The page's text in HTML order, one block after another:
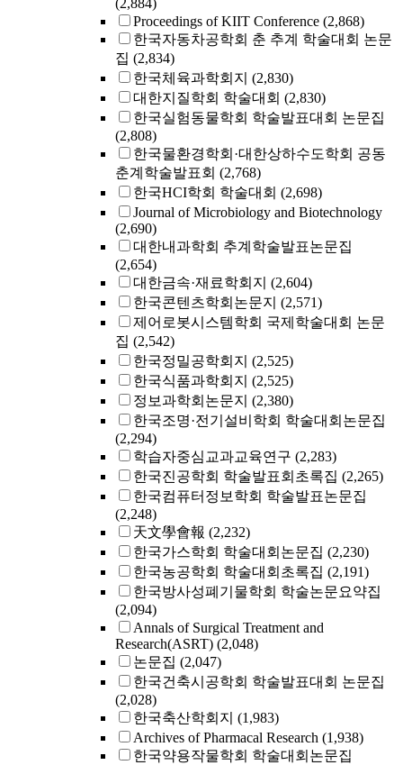
(2,884)
Proceedings of KIIT Conference (2,868)
한국자동차공학회 춘 추계 학술대회 논문
집 (2,834)
한국체육과학회지 (2,830)
대한지질학회 학술대회 (2,830)
한국실험동물학회 학술발표대회 논문집
(2,808)
한국물환경학회·대한상하수도학회 공동
춘계학술발표회 (2,768)
한국HCI학회 학술대회 (2,698)
Journal of Microbiology and Biotechnology
(2,690)
대한내과학회 추계학술발표논문집
(2,654)
대한금속·재료학회지 (2,604)
한국콘텐츠학회논문지 (2,571)
제어로봇시스템학회 국제학술대회 논문
집 (2,542)
한국정밀공학회지 (2,525)
한국식품과학회지 (2,525)
정보과학회논문지 (2,380)
한국조명·전기설비학회 학술대회논문집
(2,294)
학습자중심교과교육연구 (2,283)
한국진공학회 학술발표회초록집 (2,265)
한국컴퓨터정보학회 학술발표논문집
(2,248)
天文學會報 (2,232)
한국가스학회 학술대회논문집 (2,230)
한국농공학회 학술대회초록집 (2,191)
한국방사성폐기물학회 학술논문요약집
(2,094)
Annals of Surgical Treatment and
Research(ASRT) (2,048)
논문집 (2,047)
한국건축시공학회 학술발표대회 논문집
(2,028)
한국축산학회지 (1,983)
Archives of Pharmacal Research (1,938)
한국약용작물학회 학술대회논문집